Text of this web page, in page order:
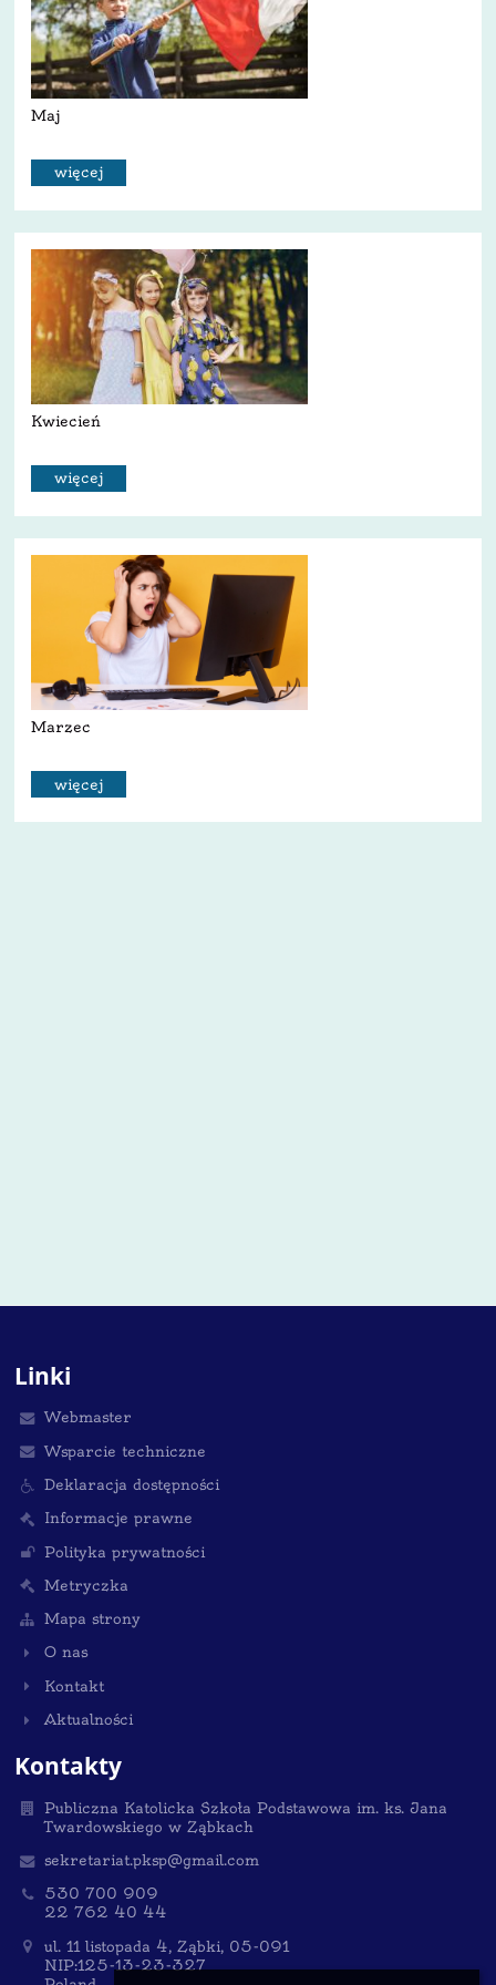
Maj
więcej
Kwiecień
więcej
Marzec
więcej
Linki
Webmaster
Wsparcie techniczne
Deklaracja dostępności
Informacje prawne
Polityka prywatności
Metryczka
Mapa strony
O nas
Kontakt
Aktualności
Kontakty
Publiczna Katolicka Szkoła Podstawowa im. ks. Jana
Twardowskiego w Ząbkach
sekretariat.pksp@gmail.com
530 700 909
22 762 40 44
ul. 11 listopada 4, Ząbki, 05-091
NIP:125-13-23-327